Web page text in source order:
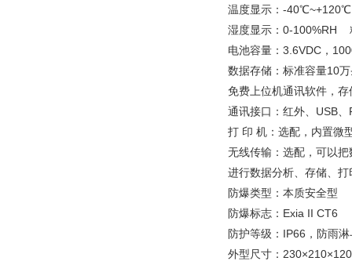
温度显示：-
湿度显示：0-100%RH
电池容量：3.6VDC，
数据存储：标准容量10
免费上位机通讯软件，
通讯接口：红外、USB
打 印 机：选配，内置微
无线传输：选配，可以
进行数据分析、存储、打
防爆类型：本质安全型
防爆标志：Exia II CT6
防护等级：IP66，防雨
外型尺寸：